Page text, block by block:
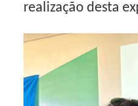
realização desta